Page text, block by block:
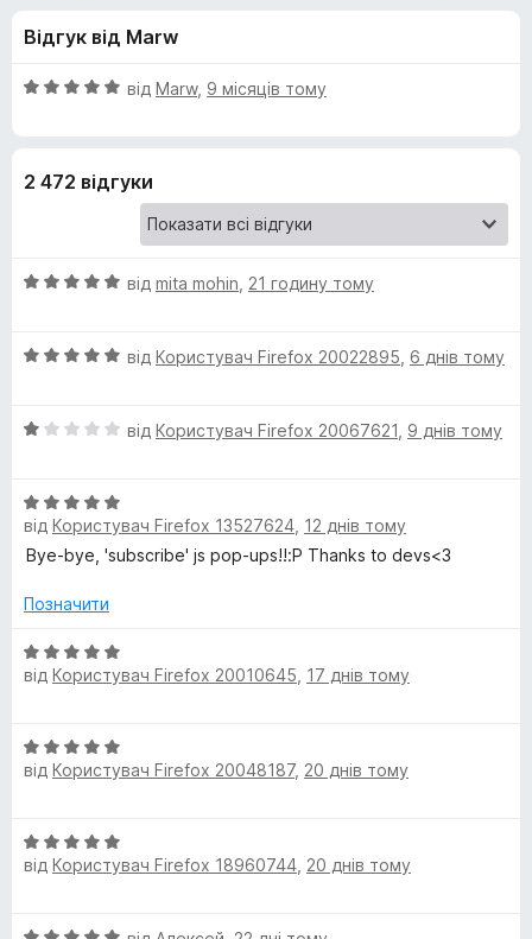
f
и
д
я
o
S
c
i
p
t
S
e
u
Відгук від Marw
О
к
5
від Marw, 9 місяців тому
2 472 відгуки
О
н
5
від mita mohin 21 годину тому
О
н
5
з
5
від Користувач Firefox 20022895 6 днів тому
О
н
к
а
з
від Користувач Firefox 20067621 9 днів тому
О
ц
к
5
з
від Користувач Firefox 13527624 12 днів тому
Bye-bye, 'subscribe' js pop-ups!!:P Thanks to devs<3
Позначити
О
ц
к
а
5
від Користувач Firefox 20010645 17 днів тому
О
ц
к
а
від Користувач Firefox 20048187, 20 днів тому
О
ц
від Користувач Firefox 18960744 20 днів тому